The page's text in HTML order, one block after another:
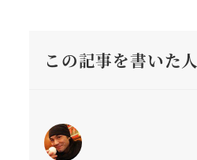
この記事を書いた人